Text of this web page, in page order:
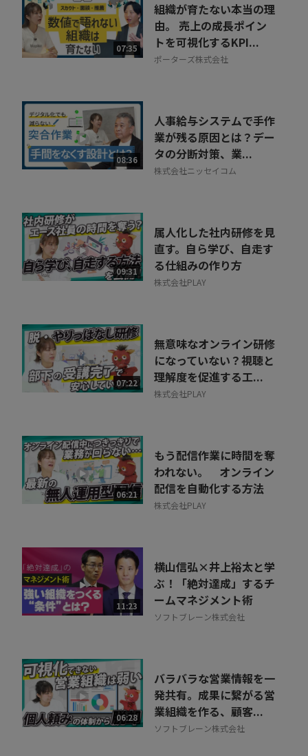
07:35
組織が育たない本当の理
由。 売上の成長ポイン
トを可視化するKPI...
ポーターズ株式会社
08:36
人事給与システムで手作
業が残る原因とは？デー
タの分断対策、業...
株式会社ニッセイコム
09:31
属人化した社内研修を見
直す。自ら学び、自走す
る仕組みの作り方
株式会社PLAY
07:22
無意味なオンライン研修
になっていない？視聴と
理解度を促進する工...
株式会社PLAY
06:21
もう配信作業に時間を奪
われない。 オンライン
配信を自動化する方法
株式会社PLAY
11:23
横山信弘×井上裕太と学
ぶ！「絶対達成」するチ
ームマネジメント術
ソフトブレーン株式会社
06:28
バラバラな営業情報を一
発共有。成果に繋がる営
業組織を作る、顧客...
ソフトブレーン株式会社